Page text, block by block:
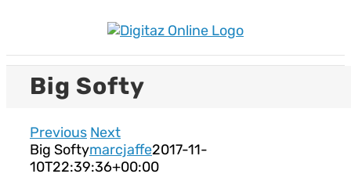
Big Softy
Previous Next
Big Softymarcjaffe2017-11-
10T22:39:36+00:00